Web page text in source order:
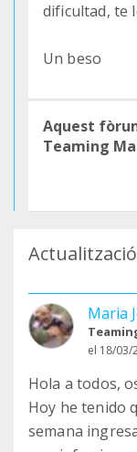
dificultad, te
Un beso
Aquest
Teaming
Maria
el 18/03/
Hola a todos,
Hoy he tenido
semana